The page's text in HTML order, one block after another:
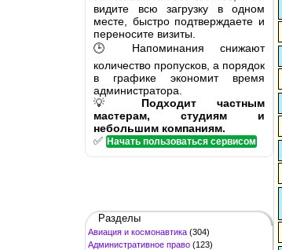
видите всю загрузку в одном
месте, быстро подтверждаете и
переносите визиты.
🕒 Напоминания снижают
количество пропусков, а порядок
в графике экономит время
администратора.
💡 Подходит частным
мастерам, студиям и
небольшим компаниям.
✅ Начать пользоваться сервисом
Разделы
Авиация и космонавтика (304)
Административное право (123)